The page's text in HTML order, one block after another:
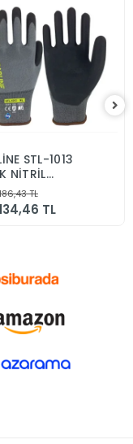
Sepete Ekle
STL-1013
NİTRİL
TL
TL